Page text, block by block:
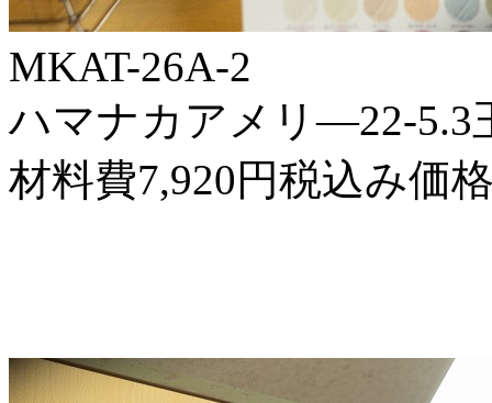
MKAT-26A-2
ハマナカアメリ―22-
材料費7,920円税込み価